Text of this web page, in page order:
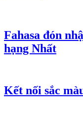
Fahasa đón
hạng Nhất
Kết nối sắc